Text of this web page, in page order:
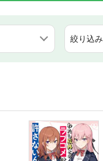
絞り込み